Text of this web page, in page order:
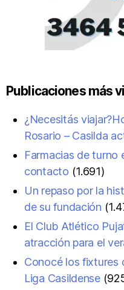
Publicaciones más
¿Necesitás
Rosario – Casilda
Farmacias de turno
contacto (1.691)
Un repaso por la
de su fundación
El Club Atlético
atracción para el
Conocé los fixtures
Liga Casildense